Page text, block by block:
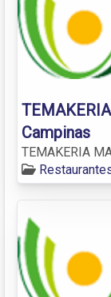
Campinas
TEMAKERIA